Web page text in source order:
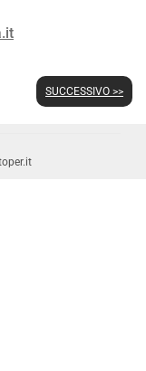
SUCCESSIVO >>